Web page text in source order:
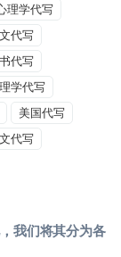
理学代写
代写
代写
学代写
美国代写
代写
我们将其分为各